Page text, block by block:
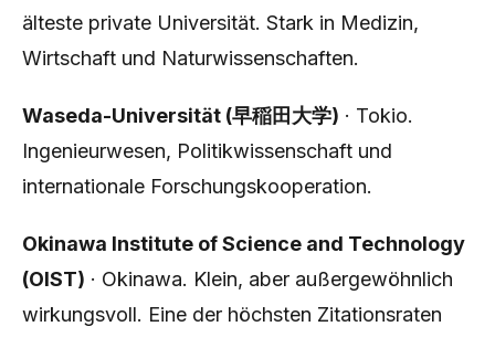
älteste private Universität. Stark in Medizin,
Wirtschaft und Naturwissenschaften.
Waseda-Universität (早稲田大学) · Tokio.
Ingenieurwesen, Politikwissenschaft und
internationale Forschungskooperation.
Okinawa Institute of Science and Technology
(OIST) · Okinawa. Klein, aber außergewöhnlich
wirkungsvoll. Eine der höchsten Zitationsraten